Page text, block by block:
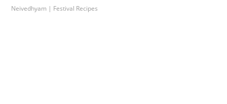
Neivedhyam | Festival Recipes